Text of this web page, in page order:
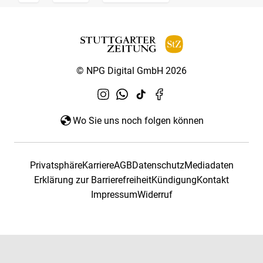
© NPG Digital GmbH 2026
Wo Sie uns noch folgen können
PrivatsphäreKarriereAGBDatenschutzMediadaten
Erklärung zur BarrierefreiheitKündigungKontakt
ImpressumWiderruf